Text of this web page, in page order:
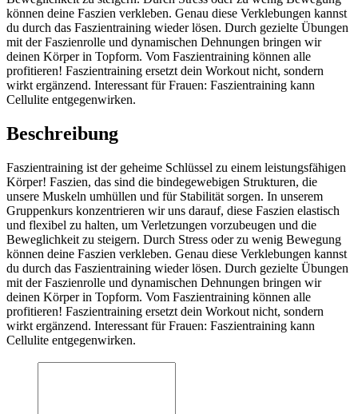
können deine Faszien verkleben. Genau diese Verklebungen kannst
du durch das Faszientraining wieder lösen. Durch gezielte Übungen
mit der Faszienrolle und dynamischen Dehnungen bringen wir
deinen Körper in Topform. Vom Faszientraining können alle
profitieren! Faszientraining ersetzt dein Workout nicht, sondern
wirkt ergänzend. Interessant für Frauen: Faszientraining kann
Cellulite entgegenwirken.
Beschreibung
Faszientraining ist der geheime Schlüssel zu einem leistungsfähigen
Körper! Faszien, das sind die bindegewebigen Strukturen, die
unsere Muskeln umhüllen und für Stabilität sorgen. In unserem
Gruppenkurs konzentrieren wir uns darauf, diese Faszien elastisch
und flexibel zu halten, um Verletzungen vorzubeugen und die
Beweglichkeit zu steigern. Durch Stress oder zu wenig Bewegung
können deine Faszien verkleben. Genau diese Verklebungen kannst
du durch das Faszientraining wieder lösen. Durch gezielte Übungen
mit der Faszienrolle und dynamischen Dehnungen bringen wir
deinen Körper in Topform. Vom Faszientraining können alle
profitieren! Faszientraining ersetzt dein Workout nicht, sondern
wirkt ergänzend. Interessant für Frauen: Faszientraining kann
Cellulite entgegenwirken.